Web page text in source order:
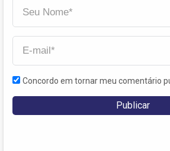
Concordo em tornar meu comentário